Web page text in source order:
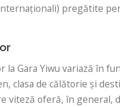
pregătite
la Gara Yiwu variază în
clasa de călătorie și
viteză oferă, în general,